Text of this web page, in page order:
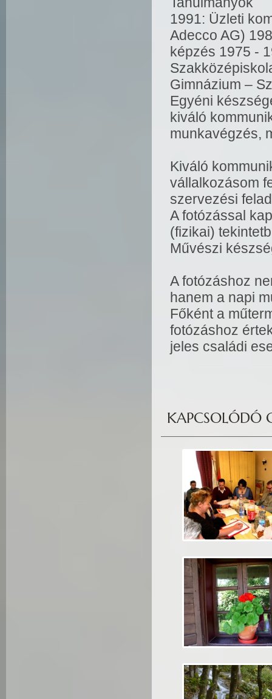
1991: Üzleti
Adecco AG)
képzés 1975 -
Gimnázium –
Egyéni
kiváló
munkavégzés,
Kiváló
vállalkozásom
szervezési
A fotózással
(fizikai)
Művészi
A fotózáshoz
hanem a napi
Főként a
fotózáshoz
jeles családi
KAPCSOLÓDÓ